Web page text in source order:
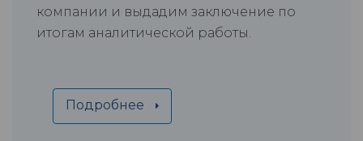
компании и выдадим заключение по
итогам аналитической работы.
Подробнее